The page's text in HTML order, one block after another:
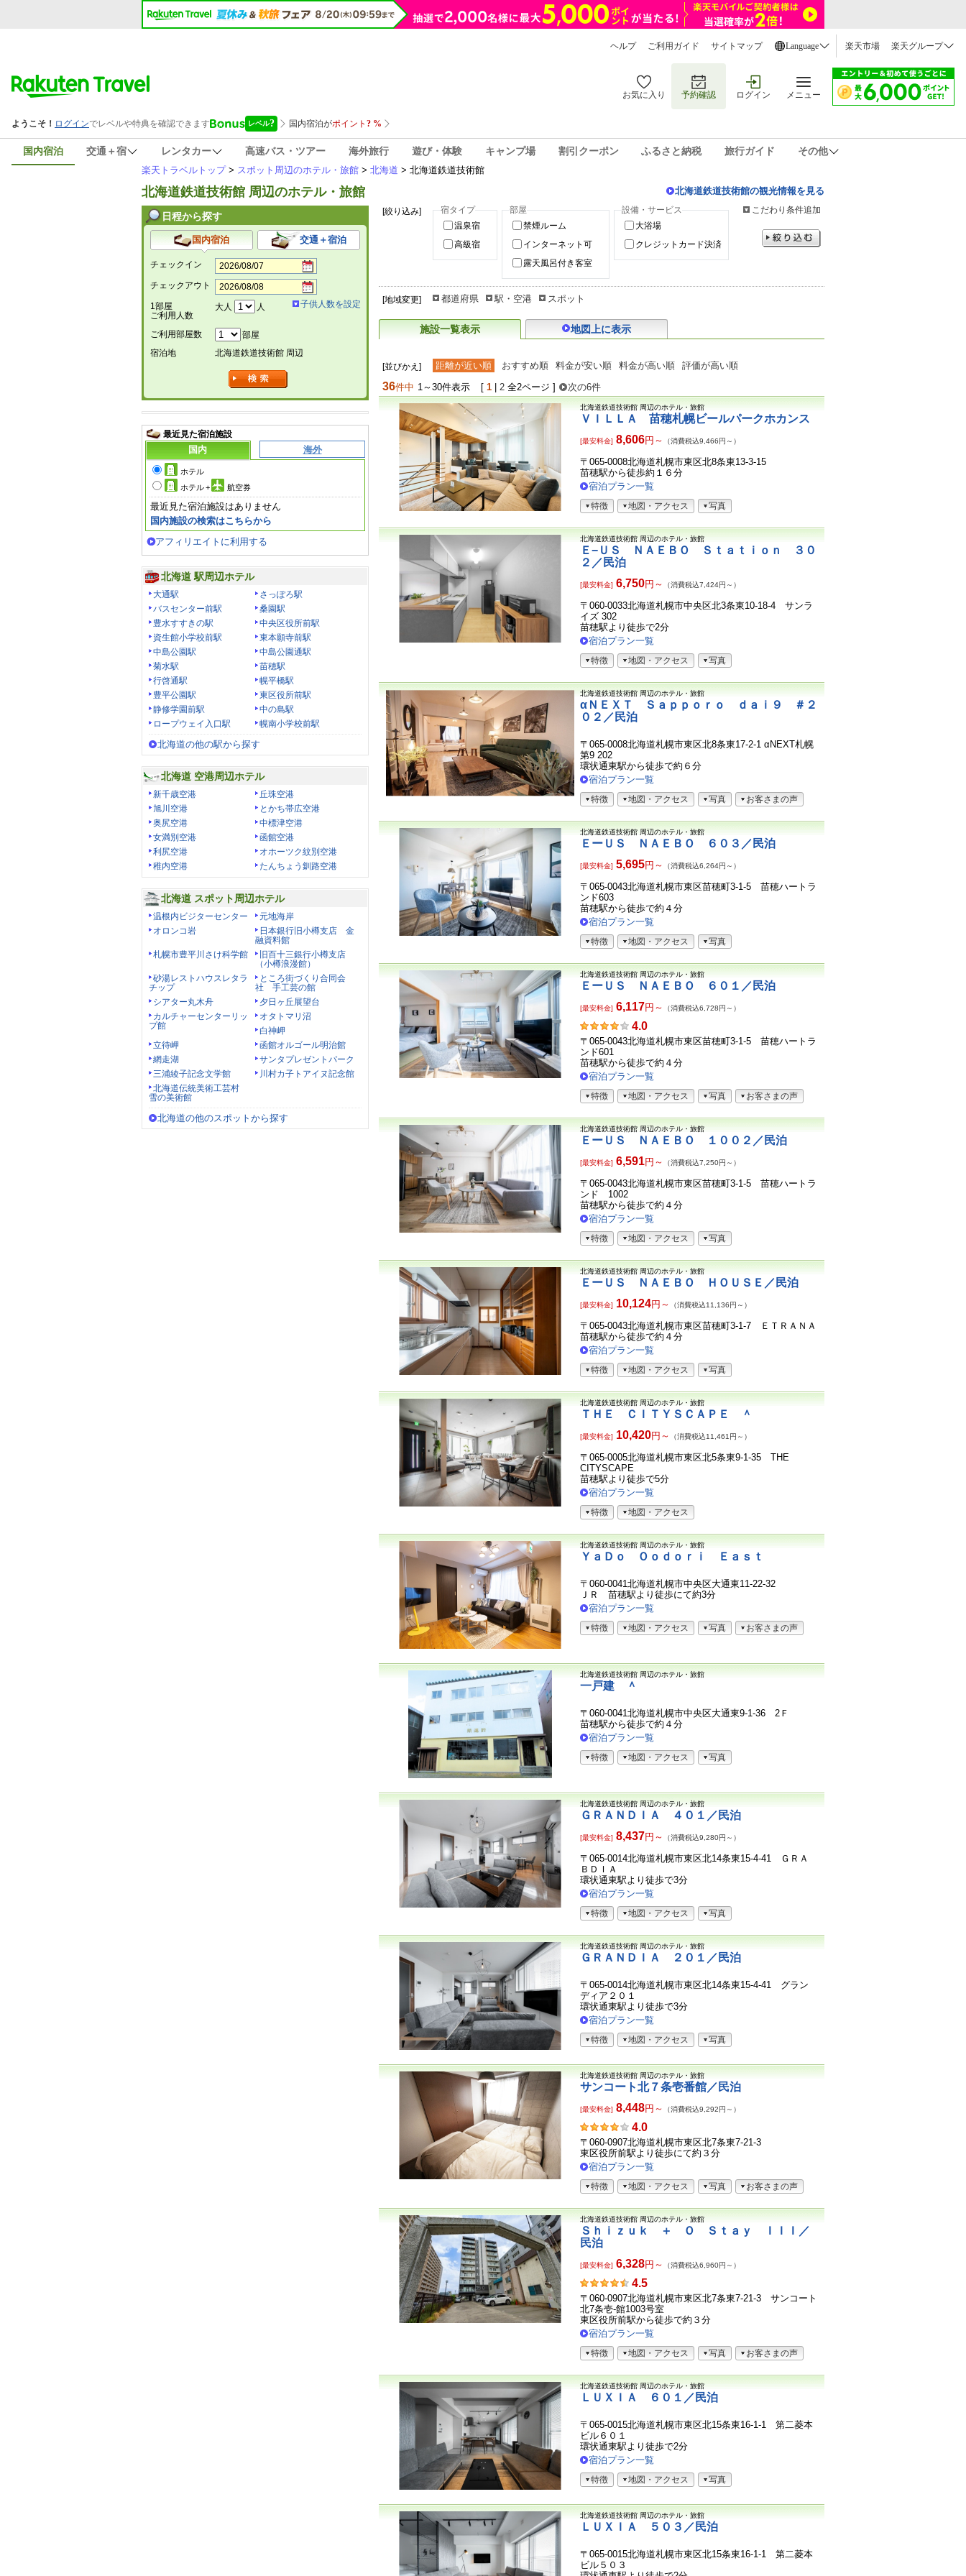
ヘルプ ご利用ガイド サイトマップ Language 楽天市場 楽天グループ
お気に入り 予約確認 ログイン メニュー
国内宿泊 交通＋宿 レンタカー 高速バス・ツアー 海外旅行 遊び・体験 キャンプ場 割引クーポン ふるさと納税 旅行ガイド
その他
楽天トラベルトップ> スポット周辺のホテル・旅館 > 北海道 > 北海道鉄道技術館
北海道鉄道技術館 周辺のホテル・旅館 北海道鉄道技術館の観光情報を見る
[絞り込み]
宿タイプ
温泉宿
高級宿
部屋
禁煙ルーム
インターネット可
露天風呂付き客室
設備・サービス
大浴場
クレジットカード決済
こだわり条件追加
[地域変更] 都道府県 駅・空港 スポット
施設一覧表示 地図上に表示
[並びかえ] 距離が近い順 おすすめ順 料金が安い順 料金が高い順 評価が高い順
36件中 1～30件表示 [ 1 2 全2ページ ] 次の6件
北海道鉄道技術館 周辺のホテル・旅館
ＶＩＬＬＡ 苗穂札幌ビールパークホカンス
[最安料金] 8,606円～ （消費税込9,466円～）
〒065-0008北海道札幌市東区北8条東13-3-15
苗穂駅から徒歩約１６分
宿泊プラン一覧
特徴 地図・アクセス 写真
北海道鉄道技術館 周辺のホテル・旅館
Ｅ−ＵＳ ＮＡＥＢＯ Ｓｔａｔｉｏｎ ３０
２／民泊
[最安料金] 6,750円～ （消費税込7,424円～）
〒060-0033北海道札幌市中央区北3条東10-18-4 サンラ
イズ 302
苗穂駅より徒歩で2分
宿泊プラン一覧
特徴 地図・アクセス 写真
北海道鉄道技術館 周辺のホテル・旅館
αＮＥＸＴ Ｓａｐｐｏｒｏ ｄａｉ９ ＃２
０２／民泊
〒065-0008北海道札幌市東区北8条東17-2-1 αNEXT札幌
第9 202
環状通東駅から徒歩で約６分
宿泊プラン一覧
特徴 地図・アクセス 写真 お客さまの声
北海道鉄道技術館 周辺のホテル・旅館
ＥーＵＳ ＮＡＥＢＯ ６０３／民泊
[最安料金] 5,695円～ （消費税込6,264円～）
〒065-0043北海道札幌市東区苗穂町3-1-5 苗穂ハートラ
ンド603
苗穂駅から徒歩で約４分
宿泊プラン一覧
特徴 地図・アクセス 写真
北海道鉄道技術館 周辺のホテル・旅館
ＥーＵＳ ＮＡＥＢＯ ６０１／民泊
[最安料金] 6,117円～ （消費税込6,728円～）
お
客
さ
ま
の
声
4.0
〒065-0043北海道札幌市東区苗穂町3-1-5 苗穂ハートラ
ンド601
苗穂駅から徒歩で約４分
宿泊プラン一覧
特徴 地図・アクセス 写真 お客さまの声
北海道鉄道技術館 周辺のホテル・旅館
ＥーＵＳ ＮＡＥＢＯ １００２／民泊
[最安料金] 6,591円～ （消費税込7,250円～）
〒065-0043北海道札幌市東区苗穂町3-1-5 苗穂ハートラ
ンド 1002
苗穂駅から徒歩で約４分
宿泊プラン一覧
特徴 地図・アクセス 写真
北海道鉄道技術館 周辺のホテル・旅館
ＥーＵＳ ＮＡＥＢＯ ＨＯＵＳＥ／民泊
[最安料金] 10,124円～ （消費税込11,136円～）
〒065-0043北海道札幌市東区苗穂町3-1-7 ＥＴＲＡＮＡ
苗穂駅から徒歩で約４分
宿泊プラン一覧
特徴 地図・アクセス 写真
北海道鉄道技術館 周辺のホテル・旅館
ＴＨＥ ＣＩＴＹＳＣＡＰＥ ＾
[最安料金] 10,420円～ （消費税込11,461円～）
〒065-0005北海道札幌市東区北5条東9-1-35 THE
CITYSCAPE
苗穂駅より徒歩で5分
宿泊プラン一覧
特徴 地図・アクセス
北海道鉄道技術館 周辺のホテル・旅館
ＹａＤｏ Ｏｏｄｏｒｉ Ｅａｓｔ
〒060-0041北海道札幌市中央区大通東11-22-32
ＪＲ 苗穂駅より徒歩にて約3分
宿泊プラン一覧
特徴 地図・アクセス 写真 お客さまの声
北海道鉄道技術館 周辺のホテル・旅館
一戸建 ＾
〒060-0041北海道札幌市中央区大通東9-1-36 2Ｆ
苗穂駅から徒歩で約４分
宿泊プラン一覧
特徴 地図・アクセス 写真
北海道鉄道技術館 周辺のホテル・旅館
ＧＲＡＮＤＩＡ ４０１／民泊
[最安料金] 8,437円～ （消費税込9,280円～）
〒065-0014北海道札幌市東区北14条東15-4-41 ＧＲＡ
ＢＤＩＡ
環状通東駅より徒歩で3分
宿泊プラン一覧
特徴 地図・アクセス 写真
北海道鉄道技術館 周辺のホテル・旅館
ＧＲＡＮＤＩＡ ２０１／民泊
〒065-0014北海道札幌市東区北14条東15-4-41 グラン
ディア２０１
環状通東駅より徒歩で3分
宿泊プラン一覧
特徴 地図・アクセス 写真
北海道鉄道技術館 周辺のホテル・旅館
サンコート北７条壱番館／民泊
[最安料金] 8,448円～ （消費税込9,292円～）
お
客
さ
ま
声
4.0
〒060-0907北海道札幌市東区北7条東7-21-3
東区役所前駅より徒歩にて約３分
宿泊プラン一覧
特徴 地図・アクセス 写真 お客さまの声
北海道鉄道技術館 周辺のホテル・旅館
Ｓｈｉｚｕｋ ＋ Ｏ Ｓｔａｙ ＩＩＩ／
民泊
[最安料金] 6,328円～ （消費税込6,960円～）
お
客
さ
ま
の
声
4.5
〒060-0907北海道札幌市東区北7条東7-21-3 サンコート
北7条壱-館1003号室
東区役所前駅から徒歩で約３分
宿泊プラン一覧
特徴 地図・アクセス 写真 お客さまの声
北海道鉄道技術館 周辺のホテル・旅館
ＬＵＸＩＡ ６０１／民泊
〒065-0015北海道札幌市東区北15条東16-1-1 第二菱本
ビル６０１
環状通東駅より徒歩で2分
宿泊プラン一覧
特徴 地図・アクセス 写真
北海道鉄道技術館 周辺のホテル・旅館
ＬＵＸＩＡ ５０３／民泊
〒065-0015北海道札幌市東区北15条東16-1-1 第二菱本
ビル５０３
日程から探す
国内宿泊 交通＋宿泊
チェックイン
チェックアウト
1部屋
ご利用人数
大人 人 子供人数を設定
ご利用部屋数
部屋
宿泊地
北海道鉄道技術館 周辺
最近見た宿泊施設
国内 海外
ホテル
ホテル+ 航空券
最近見た宿泊施設はありません
国内施設の検索はこちらから
アフィリエイトに利用する
北海道 駅周辺ホテル
大通駅
さっぽろ駅
バスセンター前駅
桑園駅
豊水すすきの駅
中央区役所前駅
資生館小学校前駅
東本願寺前駅
中島公園駅
中島公園通駅
菊水駅
苗穂駅
行啓通駅
幌平橋駅
豊平公園駅
東区役所前駅
静修学園前駅
中の島駅
ロープウェイ入口駅
幌南小学校前駅
北海道の他の駅から探す
北海道 空港周辺ホテル
新千歳空港
丘珠空港
旭川空港
とかち帯広空港
奥尻空港
中標津空港
女満別空港
函館空港
利尻空港
オホーツク紋別空港
稚内空港
たんちょう釧路空港
北海道 スポット周辺ホテル
温根内ビジターセンター
元地海岸
オロンコ岩
日本銀行旧小樽支店 金
融資料館
札幌市豊平川さけ科学館
旧百十三銀行小樽支店
（小樽浪漫館）
砂湯レストハウスレタラ
チップ
ところ街づくり合同会
社 手工芸の館
シアター丸木舟
夕日ヶ丘展望台
カルチャーセンターリッ
プ館
オタトマリ沼
白神岬
立待岬
函館オルゴール明治館
網走湖
サンタプレゼントパーク
三浦綾子記念文学館
川村カ子トアイヌ記念館
北海道伝統美術工芸村
雪の美術館
北海道の他のスポットから探す